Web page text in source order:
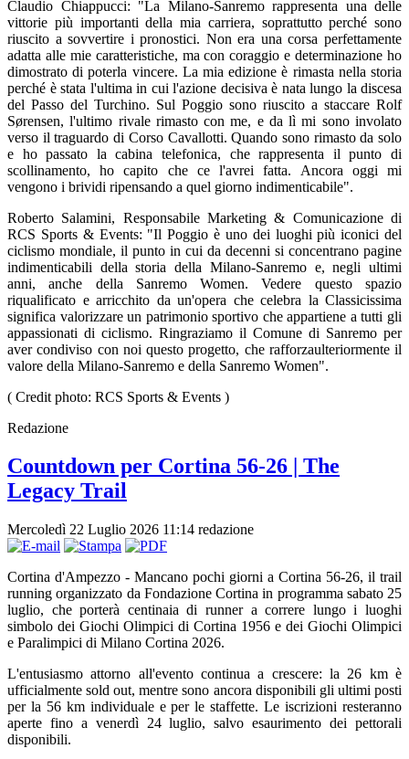
Claudio Chiappucci: "La Milano-Sanremo rappresenta una delle
vittorie più importanti della mia carriera, soprattutto perché sono
riuscito a sovvertire i pronostici. Non era una corsa perfettamente
adatta alle mie caratteristiche, ma con coraggio e determinazione ho
dimostrato di poterla vincere. La mia edizione è rimasta nella storia
perché è stata l'ultima in cui l'azione decisiva è nata lungo la discesa
del Passo del Turchino. Sul Poggio sono riuscito a staccare Rolf
Sørensen, l'ultimo rivale rimasto con me, e da lì mi sono involato
verso il traguardo di Corso Cavallotti. Quando sono rimasto da solo
e ho passato la cabina telefonica, che rappresenta il punto di
scollinamento, ho capito che ce l'avrei fatta. Ancora oggi mi
vengono i brividi ripensando a quel giorno indimenticabile".
Roberto Salamini, Responsabile Marketing & Comunicazione di
RCS Sports & Events: "Il Poggio è uno dei luoghi più iconici del
ciclismo mondiale, il punto in cui da decenni si concentrano pagine
indimenticabili della storia della Milano-Sanremo e, negli ultimi
anni, anche della Sanremo Women. Vedere questo spazio
riqualificato e arricchito da un'opera che celebra la Classicissima
significa valorizzare un patrimonio sportivo che appartiene a tutti gli
appassionati di ciclismo. Ringraziamo il Comune di Sanremo per
aver condiviso con noi questo progetto, che rafforzaulteriormente il
valore della Milano-Sanremo e della Sanremo Women".
( Credit photo: RCS Sports & Events )
Redazione
Countdown per Cortina 56-26 | The
Legacy Trail
Mercoledì 22 Luglio 2026 11:14 redazione
Cortina d'Ampezzo - Mancano pochi giorni a Cortina 56-26, il trail
running organizzato da Fondazione Cortina in programma sabato 25
luglio, che porterà centinaia di runner a correre lungo i luoghi
simbolo dei Giochi Olimpici di Cortina 1956 e dei Giochi Olimpici
e Paralimpici di Milano Cortina 2026.
L'entusiasmo attorno all'evento continua a crescere: la 26 km è
ufficialmente sold out, mentre sono ancora disponibili gli ultimi posti
per la 56 km individuale e per le staffette. Le iscrizioni resteranno
aperte fino a venerdì 24 luglio, salvo esaurimento dei pettorali
disponibili.